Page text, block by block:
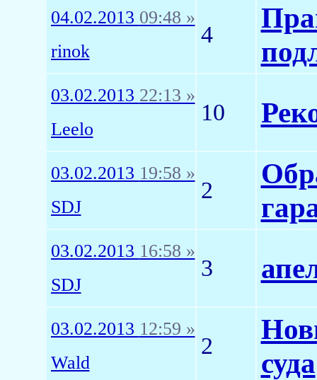
04.02.2013 09:48 »
rinok
4
03.02.2013 22:13 »
Leelo
10
03.02.2013 19:58 »
SDJ
2
03.02.2013 16:58 »
SDJ
3
03.02.2013 12:59 »
Wald
2
суда